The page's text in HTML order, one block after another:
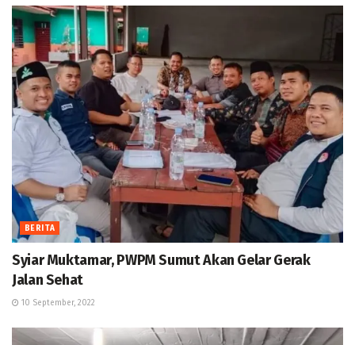
BERITA
Syiar Muktamar, PWPM Sumut Akan Gelar Gerak
Jalan Sehat
10 September, 2022